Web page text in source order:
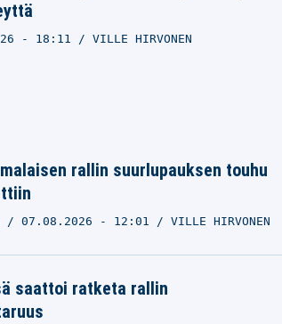
- 18:11 VILLE HIRVONEN
rallin suurlupauksen touhu
07.08.2026 - 12:01 VILLE HIRVONEN
saattoi ratketa rallin